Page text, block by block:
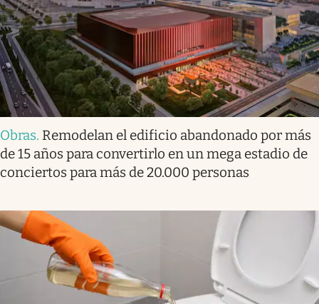
Obras. Remodelan el edificio abandonado por más
de 15 años para convertirlo en un mega estadio de
conciertos para más de 20.000 personas